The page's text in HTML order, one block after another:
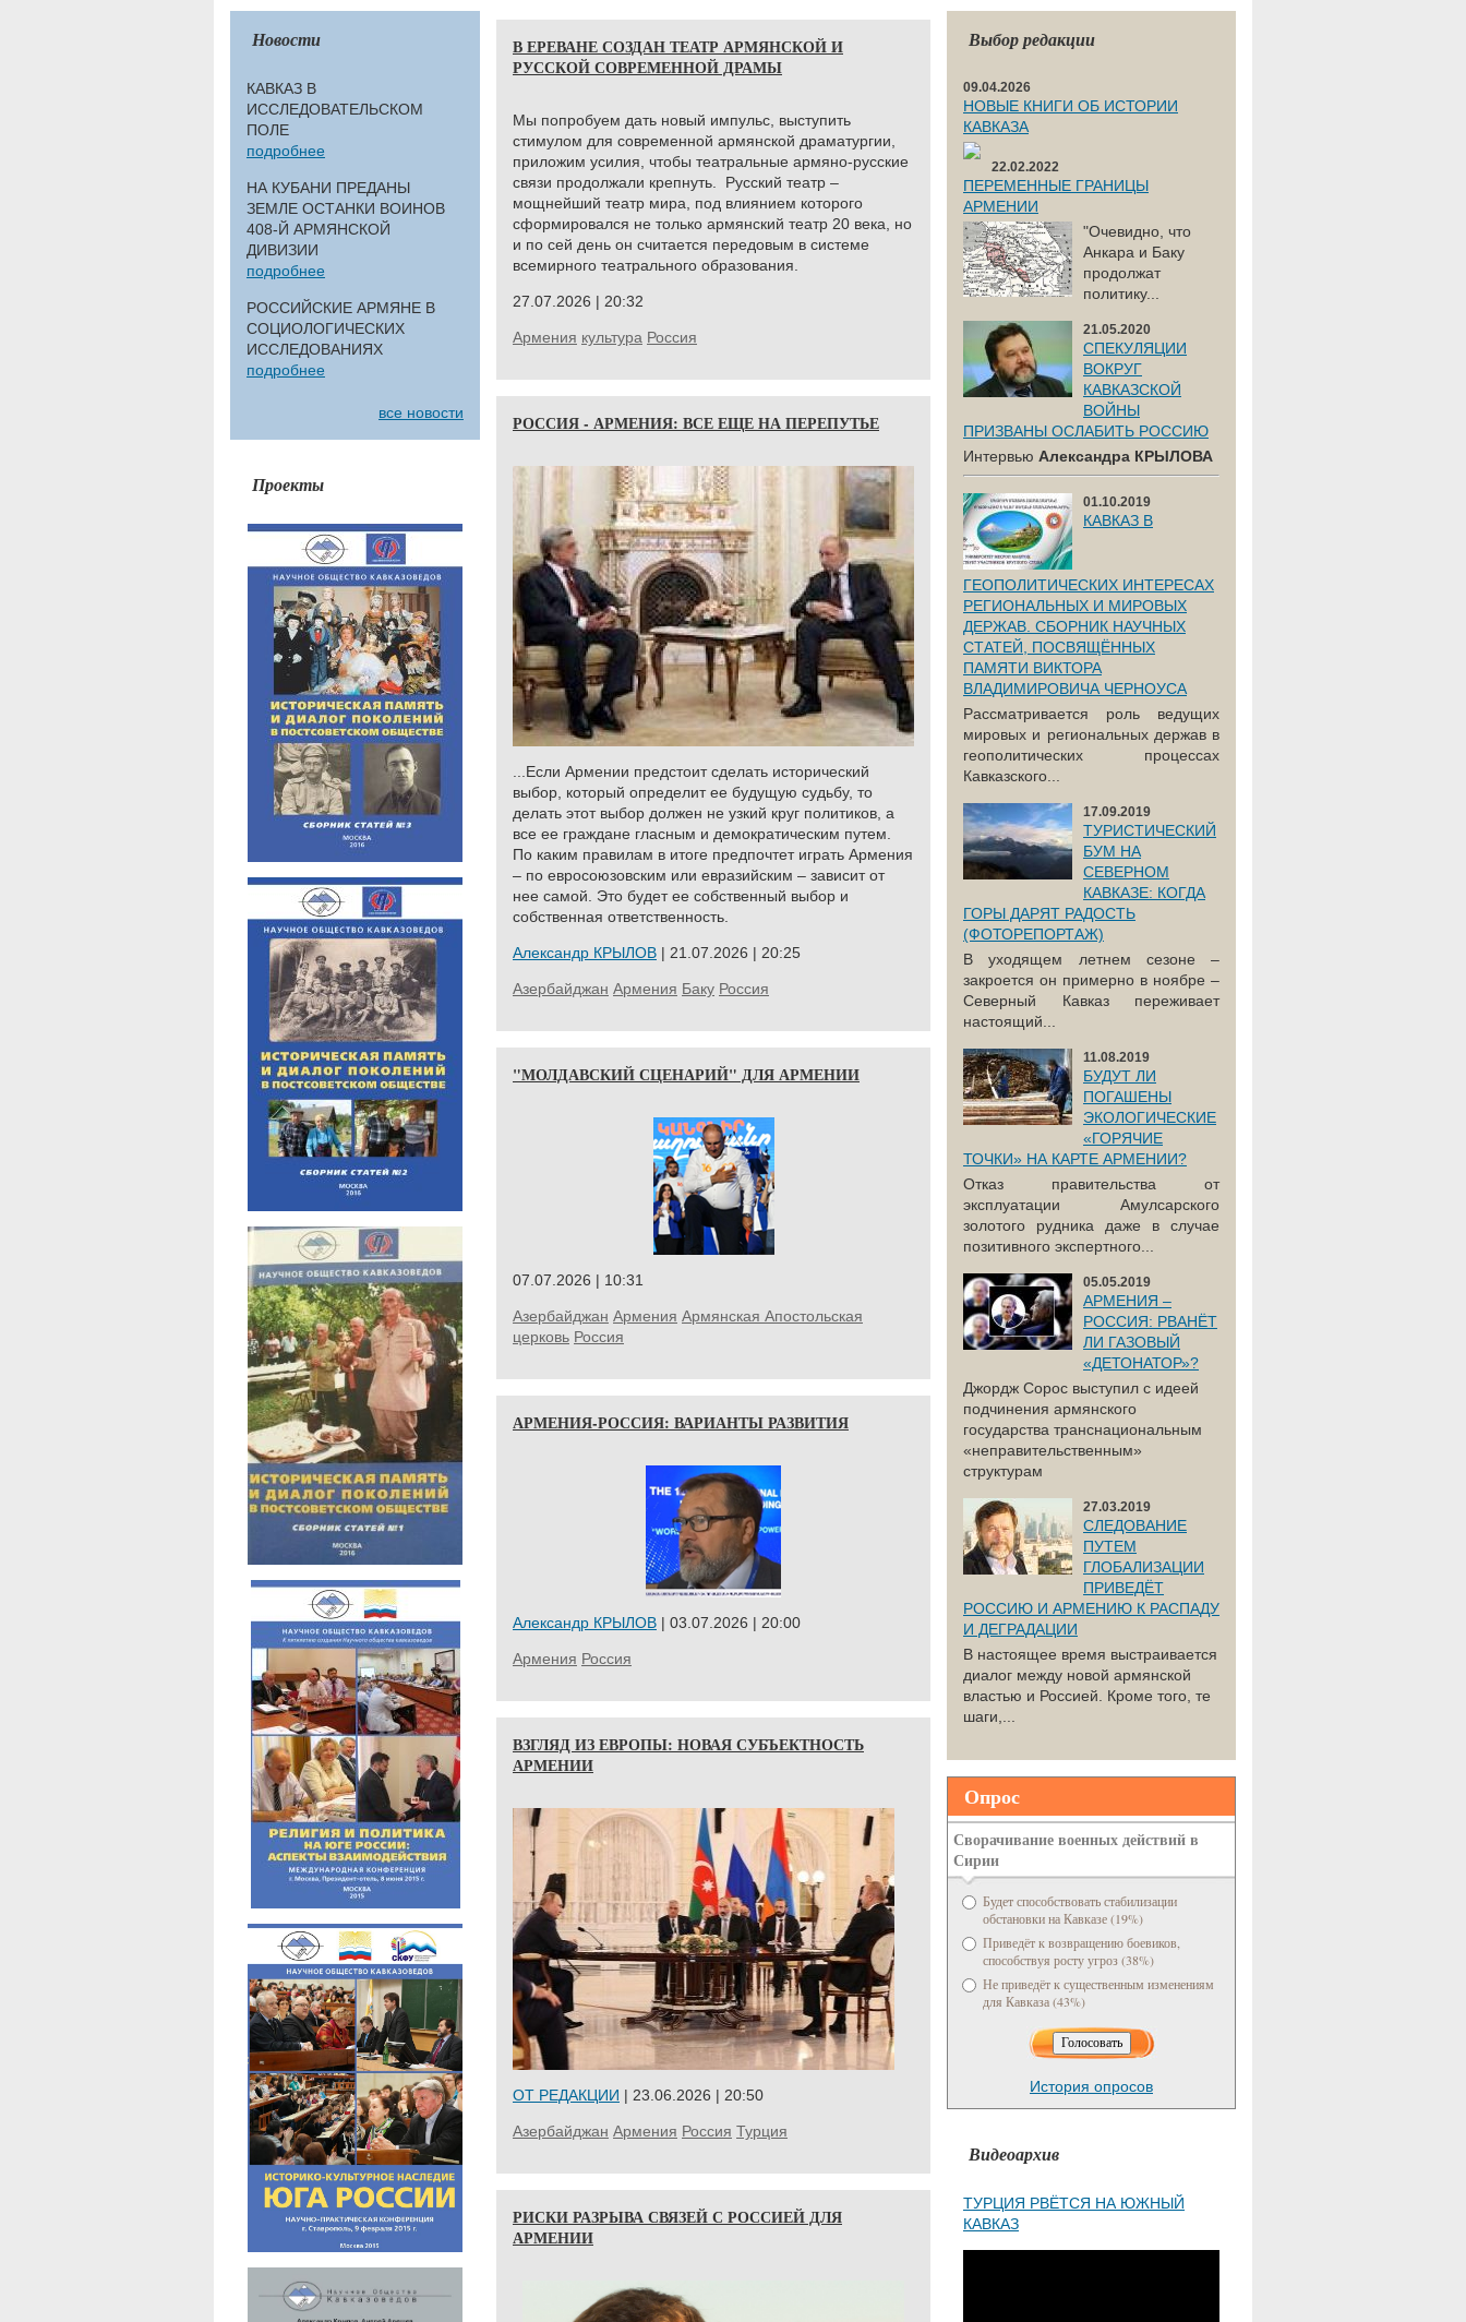
Новости
КАВКАЗ В
ИССЛЕДОВАТЕЛЬСКОМ
ПОЛЕ
подробнее
НА КУБАНИ ПРЕДАНЫ
ЗЕМЛЕ ОСТАНКИ ВОИНОВ
408-Й АРМЯНСКОЙ
ДИВИЗИИ
подробнее
РОССИЙСКИЕ АРМЯНЕ В
СОЦИОЛОГИЧЕСКИХ
ИССЛЕДОВАНИЯХ
подробнее
все новости
Проекты
В ЕРЕВАНЕ СОЗДАН ТЕАТР АРМЯНСКОЙ И
РУССКОЙ СОВРЕМЕННОЙ ДРАМЫ
Мы попробуем дать новый импульс, выступить
стимулом для современной армянской драматургии,
приложим усилия, чтобы театральные армяно-русские
связи продолжали крепнуть. Русский театр –
мощнейший театр мира, под влиянием которого
сформировался не только армянский театр 20 века, но
и по сей день он считается передовым в системе
всемирного театрального образования.
27.07.2026 | 20:32
Армения культура Россия
РОССИЯ - АРМЕНИЯ: ВСЕ ЕЩЕ НА ПЕРЕПУТЬЕ
...Если Армении предстоит сделать исторический
выбор, который определит ее будущую судьбу, то
делать этот выбор должен не узкий круг политиков, а
все ее граждане гласным и демократическим путем.
По каким правилам в итоге предпочтет играть Армения
– по евросоюзовским или евразийским – зависит от
нее самой. Это будет ее собственный выбор и
собственная ответственность.
Александр КРЫЛОВ | 21.07.2026 | 20:25
Азербайджан Армения Баку Россия
"МОЛДАВСКИЙ СЦЕНАРИЙ" ДЛЯ АРМЕНИИ
07.07.2026 | 10:31
Азербайджан Армения Армянская Апостольская
церковь Россия
АРМЕНИЯ-РОССИЯ: ВАРИАНТЫ РАЗВИТИЯ
Александр КРЫЛОВ | 03.07.2026 | 20:00
Армения Россия
ВЗГЛЯД ИЗ ЕВРОПЫ: НОВАЯ СУБЪЕКТНОСТЬ
АРМЕНИИ
ОТ РЕДАКЦИИ | 23.06.2026 | 20:50
Азербайджан Армения Россия Турция
РИСКИ РАЗРЫВА СВЯЗЕЙ С РОССИЕЙ ДЛЯ
АРМЕНИИ
Выбор редакции
09.04.2026
НОВЫЕ КНИГИ ОБ ИСТОРИИ
КАВКАЗА
22.02.2022
ПЕРЕМЕННЫЕ ГРАНИЦЫ
АРМЕНИИ
"Очевидно, что
Анкара и Баку
продолжат
политику...
21.05.2020
СПЕКУЛЯЦИИ
ВОКРУГ
КАВКАЗСКОЙ
ВОЙНЫ
ПРИЗВАНЫ ОСЛАБИТЬ РОССИЮ
Интервью Александра КРЫЛОВА
01.10.2019
КАВКАЗ В
ГЕОПОЛИТИЧЕСКИХ ИНТЕРЕСАХ
РЕГИОНАЛЬНЫХ И МИРОВЫХ
ДЕРЖАВ. СБОРНИК НАУЧНЫХ
СТАТЕЙ, ПОСВЯЩЁННЫХ
ПАМЯТИ ВИКТОРА
ВЛАДИМИРОВИЧА ЧЕРНОУСА
Рассматривается роль ведущих
мировых и региональных держав в
геополитических процессах
Кавказского...
17.09.2019
ТУРИСТИЧЕСКИЙ
БУМ НА
СЕВЕРНОМ
КАВКАЗЕ: КОГДА
ГОРЫ ДАРЯТ РАДОСТЬ
(ФОТОРЕПОРТАЖ)
В уходящем летнем сезоне –
закроется он примерно в ноябре –
Северный Кавказ переживает
настоящий...
11.08.2019
БУДУТ ЛИ
ПОГАШЕНЫ
ЭКОЛОГИЧЕСКИЕ
«ГОРЯЧИЕ
ТОЧКИ» НА КАРТЕ АРМЕНИИ?
Отказ правительства от
эксплуатации Амулсарского
золотого рудника даже в случае
позитивного экспертного...
05.05.2019
АРМЕНИЯ –
РОССИЯ: РВАНЁТ
ЛИ ГАЗОВЫЙ
«ДЕТОНАТОР»?
Джордж Сорос выступил с идеей
подчинения армянского
государства транснациональным
«неправительственным»
структурам
27.03.2019
СЛЕДОВАНИЕ
ПУТЕМ
ГЛОБАЛИЗАЦИИ
ПРИВЕДЁТ
РОССИЮ И АРМЕНИЮ К РАСПАДУ
И ДЕГРАДАЦИИ
В настоящее время выстраивается
диалог между новой армянской
властью и Россией. Кроме того, те
шаги,...
Опрос
Сворачивание военных действий в
Сирии
Будет способствовать стабилизации
обстановки на Кавказе (19%)
Приведёт к возвращению боевиков,
способствуя росту угроз (38%)
Не приведёт к существенным изменениям
для Кавказа (43%)
История опросов
Видеоархив
ТУРЦИЯ РВЁТСЯ НА ЮЖНЫЙ
КАВКАЗ